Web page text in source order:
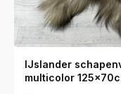
IJslander
multicolor